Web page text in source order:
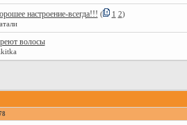
настроение-всегда!!! ( 1 2)
волосы